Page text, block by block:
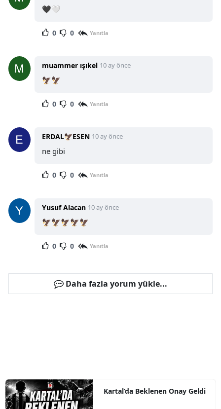
🖤🤍
0 0 Yanıtla
muammer ışıkel 10 ay önce
🦅🦅
0 0 Yanıtla
ERDAL🦅ESEN 10 ay önce
ne gibi
0 0 Yanıtla
Yusuf Alacan 10 ay önce
🦅🦅🦅🦅🦅
0 0 Yanıtla
Daha fazla yorum yükle...
Kartal’da Beklenen Onay Geldi